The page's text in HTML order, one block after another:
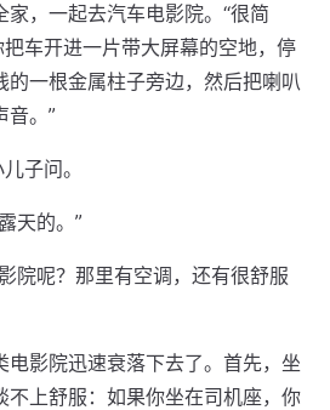
，一起去汽车电影院。“很简
把车开进一片带大屏幕的空地，停
的一根金属柱子旁边，然后把喇叭
音。”
子问。
天的。”
院呢？那里有空调，还有很舒服
电影院迅速衰落下去了。首先，坐
不上舒服：如果你坐在司机座，你